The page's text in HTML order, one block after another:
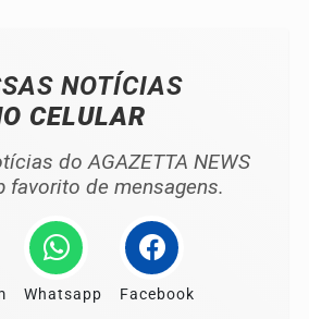
NOTÍCIAS
CELULAR
do AGAZETTA NEWS
favorito de mensagens.
Whatsapp Facebook